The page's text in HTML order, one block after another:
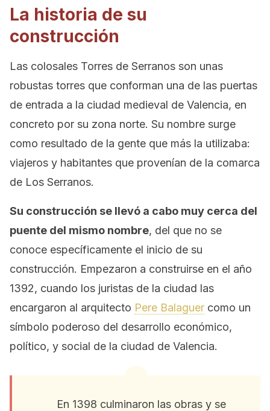
La historia de su
construcción
Las colosales Torres de Serranos son unas
robustas torres que conforman una de las puertas
de entrada a la ciudad medieval de Valencia, en
concreto por su zona norte. Su nombre surge
como resultado de la gente que más la utilizaba:
viajeros y habitantes que provenían de la comarca
de Los Serranos.
Su construcción se llevó a cabo muy cerca del
puente del mismo nombre, del que no se
conoce específicamente el inicio de su
construcción. Empezaron a construirse en el año
1392, cuando los juristas de la ciudad las
encargaron al arquitecto Pere Balaguer como un
símbolo poderoso del desarrollo económico,
político, y social de la ciudad de Valencia.
En 1398 culminaron las obras y se